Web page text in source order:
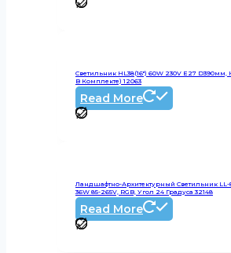
Светильник HL38(16″) 60W 230V E27
В Комплекте) 12063
Read More
Ландшафтно-Архитектурный Светильник LL-
36W 85-265V, RGB, Угол 24 Градуса 32148
Read More